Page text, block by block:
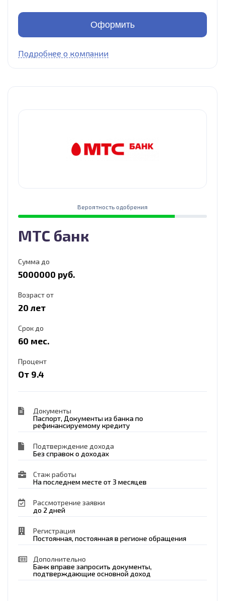
Оформить
Подробнее о компании
Вероятность одобрения
МТС банк
Сумма до
5000000 руб.
Возраст от
20 лет
Срок до
60 мес.
Процент
От 9.4
Документы
Паспорт, Документы из банка по
рефинансируемому кредиту
Подтверждение дохода
Без справок о доходах
Стаж работы
На последнем месте от 3 месяцев
Рассмотрение заявки
до 2 дней
Регистрация
Постоянная, постоянная в регионе обращения
Дополнительно
Банк вправе запросить документы,
подтверждающие основной доход